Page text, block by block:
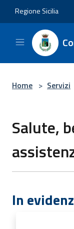
Regione Sicilia
Home > Servizi
Salute,
In